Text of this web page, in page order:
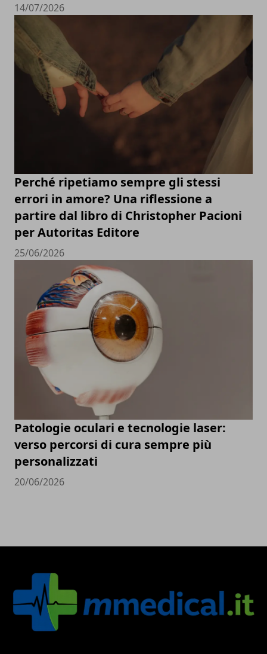
14/07/2026
Perché ripetiamo sempre gli stessi
errori in amore? Una riflessione a
partire dal libro di Christopher Pacioni
per Autoritas Editore
25/06/2026
Patologie oculari e tecnologie laser:
verso percorsi di cura sempre più
personalizzati
20/06/2026